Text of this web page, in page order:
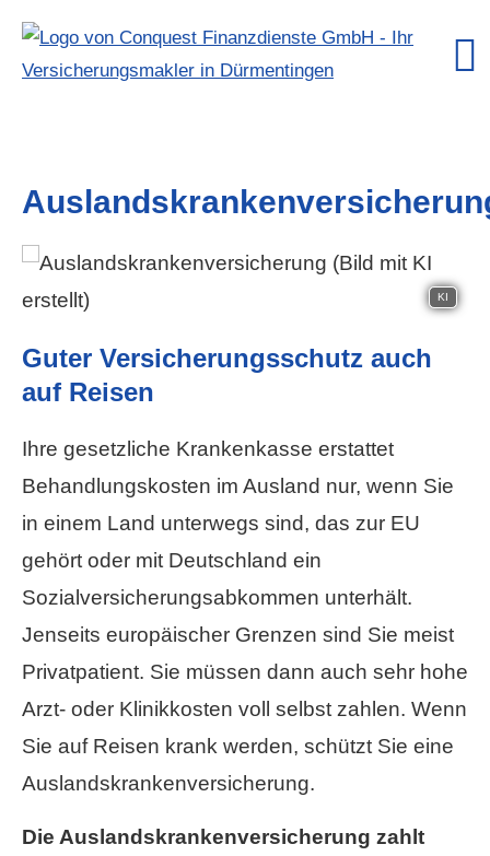
KI
Guter Versicherungsschutz auch
auf Reisen
Ihre gesetzliche Krankenkasse erstattet
Behandlungskosten im Ausland nur, wenn Sie
in einem Land unterwegs sind, das zur EU
gehört oder mit Deutschland ein
Sozialversicherungsabkommen unterhält.
Jenseits europäischer Grenzen sind Sie meist
Privatpatient. Sie müssen dann auch sehr hohe
Arzt- oder Klinikkosten voll selbst zahlen. Wenn
Sie auf Reisen krank werden, schützt Sie eine
Auslandskrankenversicherung.
Die Auslandskrankenversicherung zahlt